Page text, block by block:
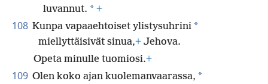
luvannut. * +
108 Kunpa vapaaehtoiset ylistysuhrini *
miellyttäisivät sinua,+ Jehova.
Opeta minulle tuomiosi.+
109 Olen koko ajan kuolemanvaarassa, *